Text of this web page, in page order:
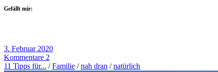
Gefällt mir:
3. Februar 2020
Kommentare 2
11 Tipps für... /Familie /nah dran /natürlich